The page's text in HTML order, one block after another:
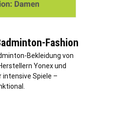
Fashion
Bekleidung von
Yonex und
Spiele –